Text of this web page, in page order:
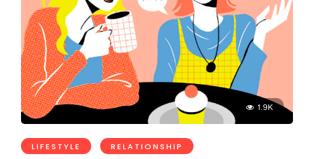
1.9K
LIFESTYLE RELATIONSHIP